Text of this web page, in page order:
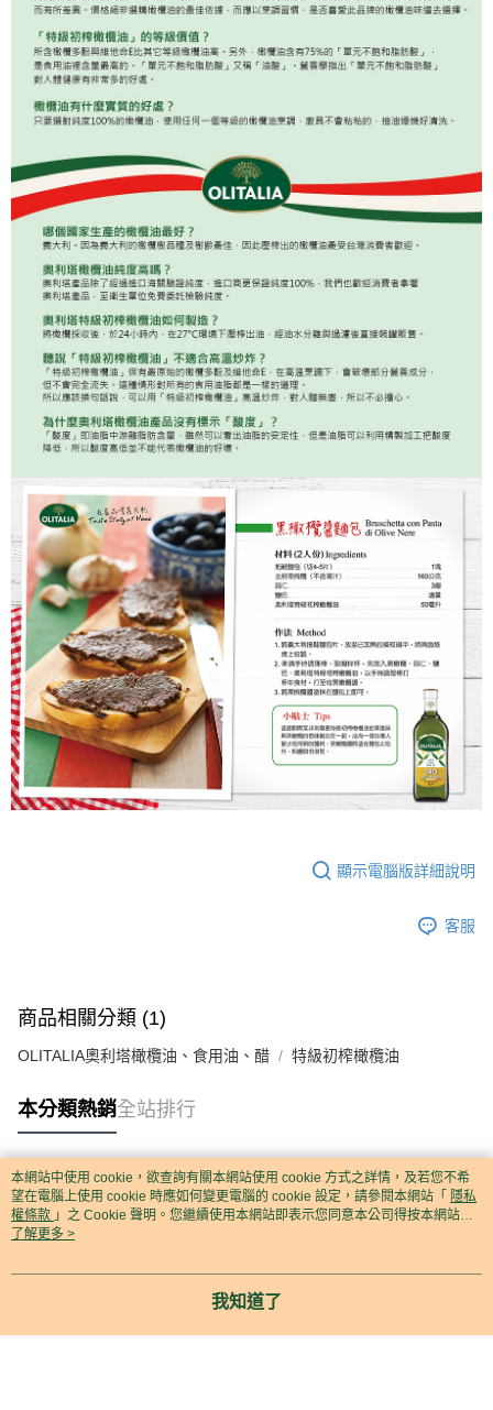
顯示電腦版詳細說明
客服
商品相關分類 (1)
OLITALIA奧利塔橄欖油、食用油、醋 特級初榨橄欖油
本分類熱銷全站排行
熱門標籤
本網站中使用 cookie，欲查詢有關本網站使用 cookie 方式之詳情，及若您不希
望在電腦上使用 cookie 時應如何變更電腦的 cookie 設定，請參閱本網站「 隱私
權條款 」之 Cookie 聲明。您繼續使用本網站即表示您同意本公司得按本網站使
用條款之 Cookie 聲明使用 cookie。
了解更多 >
我知道了